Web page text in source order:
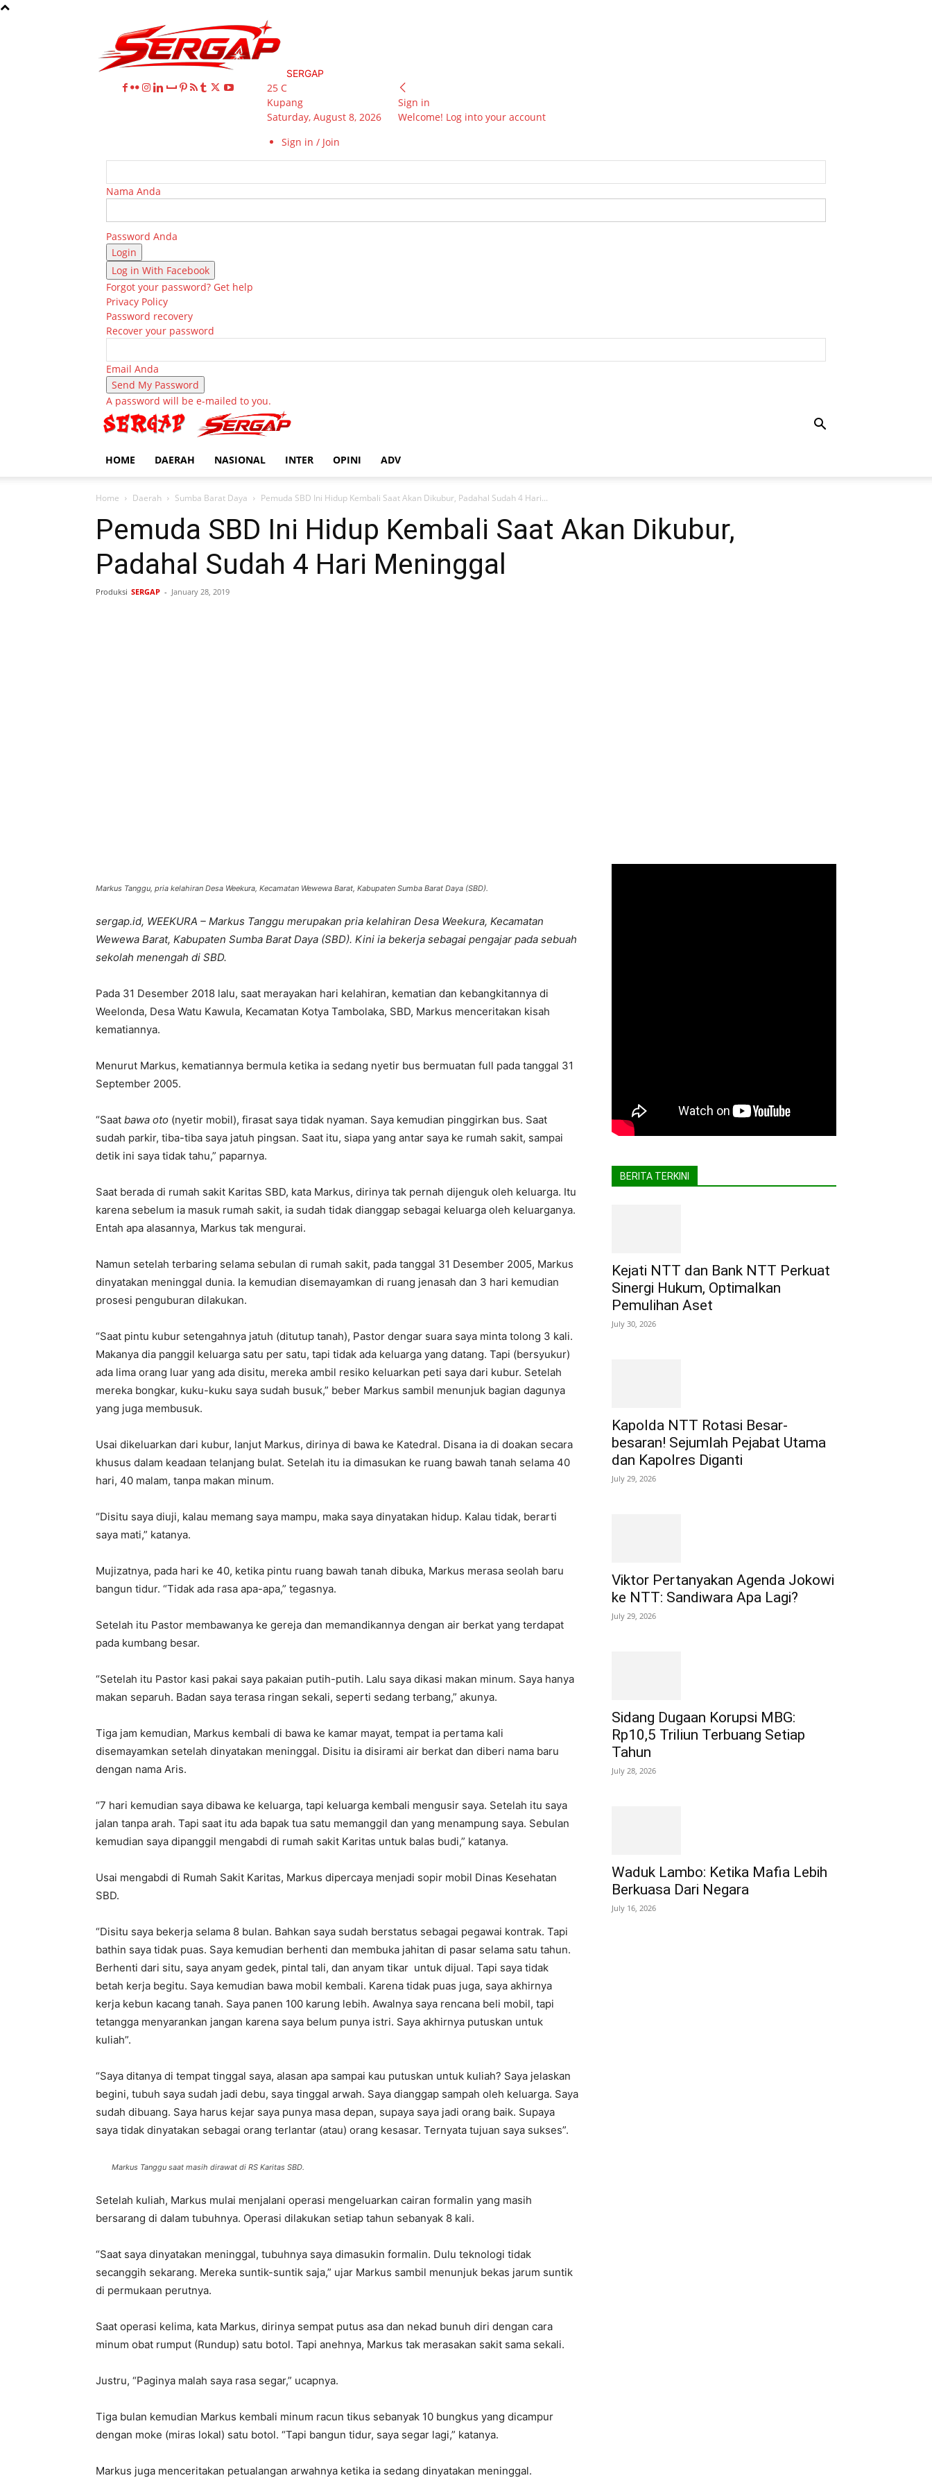
SERGAP
25 C
Kupang
Saturday, August 8, 2026
Sign in / Join
Sign in
Welcome! Log into your account
Nama Anda
Password Anda
Log in With Facebook
Forgot your password? Get help
Privacy Policy
Password recovery
Recover your password
Email Anda
A password will be e-mailed to you.
HOME DAERAH NASIONAL INTER OPINI ADV
Home Daerah Sumba Barat Daya Pemuda SBD Ini Hidup Kembali Saat Akan Dikubur, Padahal Sudah 4 Hari...
Pemuda SBD Ini Hidup Kembali Saat Akan Dikubur,
Padahal Sudah 4 Hari Meninggal
Produksi SERGAP - January 28, 2019
Markus Tanggu, pria kelahiran Desa Weekura, Kecamatan Wewewa Barat, Kabupaten Sumba Barat Daya (SBD).
sergap.id, WEEKURA – Markus Tanggu merupakan pria kelahiran Desa Weekura, Kecamatan
Wewewa Barat, Kabupaten Sumba Barat Daya (SBD). Kini ia bekerja sebagai pengajar pada sebuah
sekolah menengah di SBD.
Pada 31 Desember 2018 lalu, saat merayakan hari kelahiran, kematian dan kebangkitannya di
Weelonda, Desa Watu Kawula, Kecamatan Kotya Tambolaka, SBD, Markus menceritakan kisah
kematiannya.
Menurut Markus, kematiannya bermula ketika ia sedang nyetir bus bermuatan full pada tanggal 31
September 2005.
“Saat bawa oto (nyetir mobil), firasat saya tidak nyaman. Saya kemudian pinggirkan bus. Saat
sudah parkir, tiba-tiba saya jatuh pingsan. Saat itu, siapa yang antar saya ke rumah sakit, sampai
detik ini saya tidak tahu,” paparnya.
Saat berada di rumah sakit Karitas SBD, kata Markus, dirinya tak pernah dijenguk oleh keluarga. Itu
karena sebelum ia masuk rumah sakit, ia sudah tidak dianggap sebagai keluarga oleh keluarganya.
Entah apa alasannya, Markus tak mengurai.
Namun setelah terbaring selama sebulan di rumah sakit, pada tanggal 31 Desember 2005, Markus
dinyatakan meninggal dunia. Ia kemudian disemayamkan di ruang jenasah dan 3 hari kemudian
prosesi penguburan dilakukan.
“Saat pintu kubur setengahnya jatuh (ditutup tanah), Pastor dengar suara saya minta tolong 3 kali.
Makanya dia panggil keluarga satu per satu, tapi tidak ada keluarga yang datang. Tapi (bersyukur)
ada lima orang luar yang ada disitu, mereka ambil resiko keluarkan peti saya dari kubur. Setelah
mereka bongkar, kuku-kuku saya sudah busuk,” beber Markus sambil menunjuk bagian dagunya
yang juga membusuk.
Usai dikeluarkan dari kubur, lanjut Markus, dirinya di bawa ke Katedral. Disana ia di doakan secara
khusus dalam keadaan telanjang bulat. Setelah itu ia dimasukan ke ruang bawah tanah selama 40
hari, 40 malam, tanpa makan minum.
“Disitu saya diuji, kalau memang saya mampu, maka saya dinyatakan hidup. Kalau tidak, berarti
saya mati,” katanya.
Mujizatnya, pada hari ke 40, ketika pintu ruang bawah tanah dibuka, Markus merasa seolah baru
bangun tidur. “Tidak ada rasa apa-apa,” tegasnya.
Setelah itu Pastor membawanya ke gereja dan memandikannya dengan air berkat yang terdapat
pada kumbang besar.
“Setelah itu Pastor kasi pakai saya pakaian putih-putih. Lalu saya dikasi makan minum. Saya hanya
makan separuh. Badan saya terasa ringan sekali, seperti sedang terbang,” akunya.
Tiga jam kemudian, Markus kembali di bawa ke kamar mayat, tempat ia pertama kali
disemayamkan setelah dinyatakan meninggal. Disitu ia disirami air berkat dan diberi nama baru
dengan nama Aris.
“7 hari kemudian saya dibawa ke keluarga, tapi keluarga kembali mengusir saya. Setelah itu saya
jalan tanpa arah. Tapi saat itu ada bapak tua satu memanggil dan yang menampung saya. Sebulan
kemudian saya dipanggil mengabdi di rumah sakit Karitas untuk balas budi,” katanya.
Usai mengabdi di Rumah Sakit Karitas, Markus dipercaya menjadi sopir mobil Dinas Kesehatan
SBD.
“Disitu saya bekerja selama 8 bulan. Bahkan saya sudah berstatus sebagai pegawai kontrak. Tapi
bathin saya tidak puas. Saya kemudian berhenti dan membuka jahitan di pasar selama satu tahun.
Berhenti dari situ, saya anyam gedek, pintal tali, dan anyam tikar untuk dijual. Tapi saya tidak
betah kerja begitu. Saya kemudian bawa mobil kembali. Karena tidak puas juga, saya akhirnya
kerja kebun kacang tanah. Saya panen 100 karung lebih. Awalnya saya rencana beli mobil, tapi
tetangga menyarankan jangan karena saya belum punya istri. Saya akhirnya putuskan untuk
kuliah”.
“Saya ditanya di tempat tinggal saya, alasan apa sampai kau putuskan untuk kuliah? Saya jelaskan
begini, tubuh saya sudah jadi debu, saya tinggal arwah. Saya dianggap sampah oleh keluarga. Saya
sudah dibuang. Saya harus kejar saya punya masa depan, supaya saya jadi orang baik. Supaya
saya tidak dinyatakan sebagai orang terlantar (atau) orang kesasar. Ternyata tujuan saya sukses”.
Markus Tanggu saat masih dirawat di RS Karitas SBD.
Setelah kuliah, Markus mulai menjalani operasi mengeluarkan cairan formalin yang masih
bersarang di dalam tubuhnya. Operasi dilakukan setiap tahun sebanyak 8 kali.
“Saat saya dinyatakan meninggal, tubuhnya saya dimasukin formalin. Dulu teknologi tidak
secanggih sekarang. Mereka suntik-suntik saja,” ujar Markus sambil menunjuk bekas jarum suntik
di permukaan perutnya.
Saat operasi kelima, kata Markus, dirinya sempat putus asa dan nekad bunuh diri dengan cara
minum obat rumput (Rundup) satu botol. Tapi anehnya, Markus tak merasakan sakit sama sekali.
Justru, “Paginya malah saya rasa segar,” ucapnya.
Tiga bulan kemudian Markus kembali minum racun tikus sebanyak 10 bungkus yang dicampur
dengan moke (miras lokal) satu botol. “Tapi bangun tidur, saya segar lagi,” katanya.
Markus juga menceritakan petualangan arwahnya ketika ia sedang dinyatakan meninggal.
BERITA TERKINI
Kejati NTT dan Bank NTT Perkuat
Sinergi Hukum, Optimalkan
Pemulihan Aset
July 30, 2026
Kapolda NTT Rotasi Besar-
besaran! Sejumlah Pejabat Utama
dan Kapolres Diganti
July 29, 2026
Viktor Pertanyakan Agenda Jokowi
ke NTT: Sandiwara Apa Lagi?
July 29, 2026
Sidang Dugaan Korupsi MBG:
Rp10,5 Triliun Terbuang Setiap
Tahun
July 28, 2026
Waduk Lambo: Ketika Mafia Lebih
Berkuasa Dari Negara
July 16, 2026